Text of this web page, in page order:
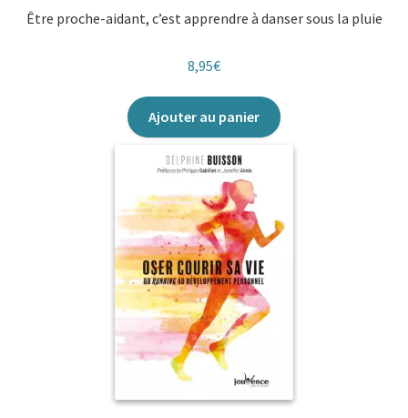
Être proche-aidant, c’est apprendre à danser sous la pluie
8,95€
Ajouter au panier